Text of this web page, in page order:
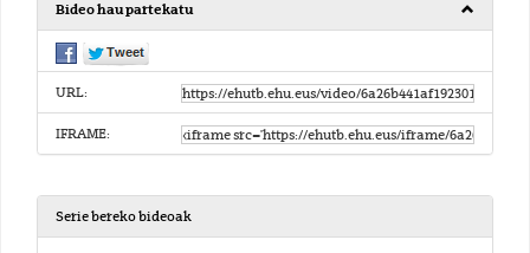
Bideo hau partekatu
URL:
IFRAME:
Serie bereko bideoak